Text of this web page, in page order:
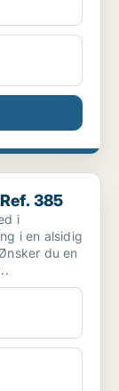
385
i
i en alsidig
du en